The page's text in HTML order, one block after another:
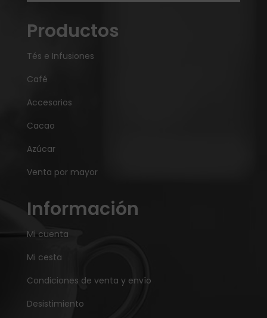
Productos
Tés e Infusiones
Café
Accesorios
Cacao
Azúcar
Venta por mayor
Información
Mi cuenta
Mi cesta
Condiciones de venta y envío
Desistimiento